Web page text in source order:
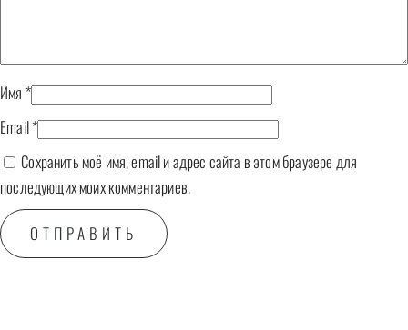
Имя *
Email*
Сохранить моё имя, email и адрес сайта в этом браузере для
последующих моих комментариев.